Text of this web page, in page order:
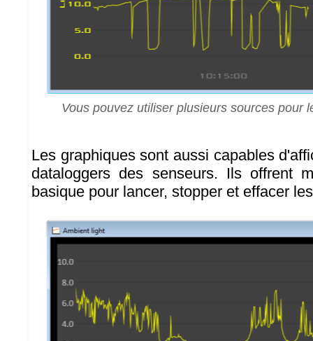
Vous pouvez utiliser plusieurs sources pour
Les graphiques sont aussi capables
dataloggers des senseurs. Ils offrent
basique pour lancer, stopper et effacer